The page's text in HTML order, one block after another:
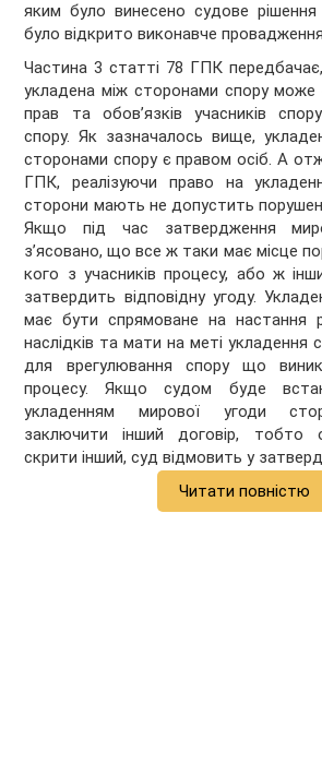
яким було винесено судове рішення
було відкрито виконавче
Частина 3 статті 78 ГПК
укладена між сторонами спору може
прав та обов’язків учасників
спору. Як зазначалось вище,
сторонами спору є правом осіб. А
ГПК, реалізуючи право на
сторони мають не допустить
Якщо під час затвердження
з’ясовано, що все ж таки має місце
кого з учасників процесу, або ж
затвердить відповідну угоду.
має бути спрямоване на настання
наслідків та мати на меті укладення
для врегулювання спору що
процесу. Якщо судом буде
укладенням мирової угоди
заключити інший договір, тобто
скрити інший, суд відмовить у
Читати повністю